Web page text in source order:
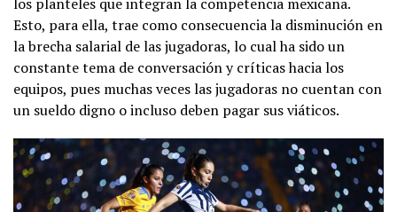
Esto, para ella, trae como consecuencia la disminución en
la brecha salarial de las jugadoras, lo cual ha sido un
constante tema de conversación y críticas hacia los
equipos, pues muchas veces las jugadoras no cuentan con
un sueldo digno o incluso deben pagar sus viáticos.